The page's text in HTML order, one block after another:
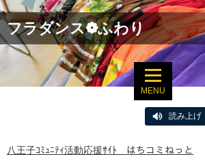
フラダンス❁ふわり
MENU
読み上げ
八王子ｺﾐｭﾆﾃｨ活動応援ｻｲﾄ はちコミねっと